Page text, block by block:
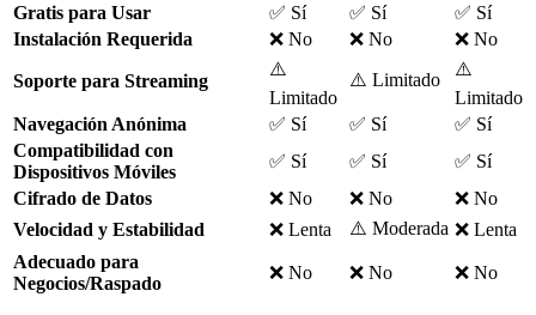
Gratis para Usar
✅ Sí ✅ Sí
✅ Sí
Instalación Requerida
❌ No ❌ No ❌ No
Soporte para Streaming
⚠️
Limitado
⚠️ Limitado
⚠️
Limitado
Navegación Anónima
✅ Sí ✅ Sí
✅ Sí
Compatibilidad con
Dispositivos Móviles
✅ Sí ✅ Sí
✅ Sí
Cifrado de Datos
❌ No ❌ No
❌ No
Velocidad y Estabilidad
❌ Lenta ⚠️ Moderada ❌ Lenta
Adecuado para
Negocios/Raspado
❌ No ❌ No ❌ No